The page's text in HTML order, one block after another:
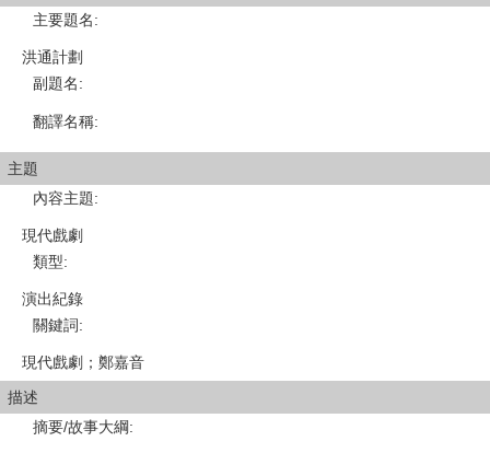
主要題名:
洪通計劃
副題名:
翻譯名稱:
主題
內容主題:
現代戲劇
類型:
演出紀錄
關鍵詞:
現代戲劇；鄭嘉音
描述
摘要/故事大綱: